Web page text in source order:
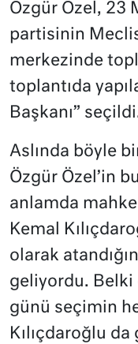
Özgür Özel, 23
partisinin
merkezinde
toplantıda
Başkanı”
Aslında böyle
Özgür Özel’in
anlamda
Kemal
olarak
geliyordu. Belki
günü seçimin
Kılıçdaroğlu